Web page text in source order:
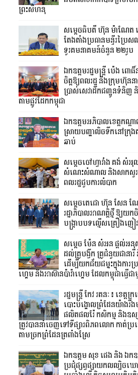
ព្រះសីហនុ
សម្តេចធិបតី ហ៊ុន ម៉ាណែត
តែងតាំងប្រធានមន្ទីរប្រ
ទូរគមនាគមន៍ចំនួន ២២រូប
ឯកឧត្តមរដ្ឋមន្ត្រី ប៉េង ពោ
ចិត្តឱ្យពលរដ្ឋ និងក្រុមហ៊ុនន
ប្រាស់សេវាដឹកជញ្ជូនទំនិញ
តាមផ្លូវដែកកម្ពុជា
ឯកឧត្តមអភិបាលខេត្តកណ្ដ
ស្រាយបញ្ហាលិចទឹកនៅក្រុងត
ឆាប់
សម្តេចចៅហ្វាវាំង គង់ សំ
សំណេះសំណាល និងសាកសួរ
ពលរដ្ឋជួបការលំបាក
សម្តេចតេជោ ហ៊ុន សែន ណែ
រដ្ឋាភិបាលអាណត្តិថ្មី ឱ្យយក
បង្ក្រាបបទល្មើសគ្រឿងញ
សម្តេច ម៉ែន សំអន ផ្តល់
ដល់គ្រូបង្វឹក គ្រូជំនួយជានា
ដើម្បីយកជ័យជម្នះក្នុងការ
ហ្គេម និងអាស៊ានប៉ារ៉ាហ្គេម ដែលកម្ពុជាធ្វើជាម្
រដ្ឋមន្ត្រី កែវ រតនៈ៖ ខេត្តក្
បោះបង្គោលព្រំដែនយ៉ាងរឹ
ផលិតផលរ៉ែ កសិកម្ម និងឧស្
ត្រូវបាននាំចេញទៅទីផ្សារពិភពលោក កាត់ប្
តាមច្រកព្រំដែនត្រពាំងស្រែ
ឯកឧត្តម សុខ ផេង និង ឯកឧ
ប្រជុំផ្សព្វផ្សាយកលល្បិច